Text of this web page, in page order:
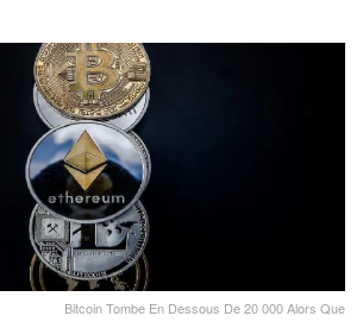
Bitcoin Tombe En Dessous De 20 000 Alors Que